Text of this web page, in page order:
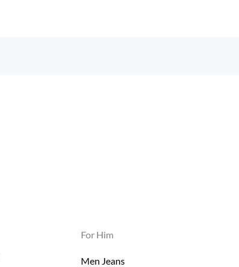
For Him
Men Jeans